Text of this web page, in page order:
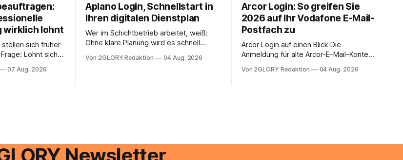
wirklich lohnt
sich früher
Lohnt sich
auch in
Unterstützung
07 Aug. 2026
Aplano Login, Schnellstart in
Ihren digitalen Dienstplan
Wer im Schichtbetrieb arbeitet, weiß:
Ohne klare Planung wird es schnell
zentraler Zugangspunkt, um dienstpläne,
Von 2GLORY Redaktion 04 Aug. 2026
Arcor Login: So greifen Sie
2026 auf Ihr Vodafone E-Mail-
Postfach zu
Arcor Login auf einen Blick Die
Anmeldung für alte Arcor-E-Mail-Konten
noch eine e mail adresse mit der Endung
Von 2GLORY Redaktion 04 Aug. 2026